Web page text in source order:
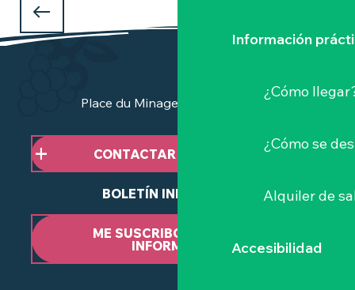
Información
¿Cómo
¿Cómo se
Alquiler de
Accesibilidad
de la Vignoble Nantais
Place du Minage - 44190 Clisson
CONTACTAR CON NOSOTROS
BOLETÍN INFORMATIVO
ME SUSCRIBO AL BOLETÍN
INFORMATIVO